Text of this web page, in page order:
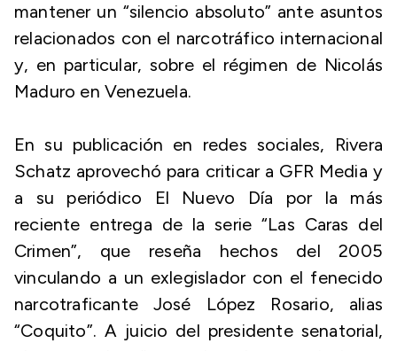
mantener un “silencio absoluto” ante asuntos
relacionados con el narcotráfico internacional
y, en particular, sobre el régimen de Nicolás
Maduro en Venezuela.
En su publicación en redes sociales, Rivera
Schatz aprovechó para criticar a GFR Media y
a su periódico El Nuevo Día por la más
reciente entrega de la serie “Las Caras del
Crimen”, que reseña hechos del 2005
vinculando a un exlegislador con el fenecido
narcotraficante José López Rosario, alias
“Coquito”. A juicio del presidente senatorial,